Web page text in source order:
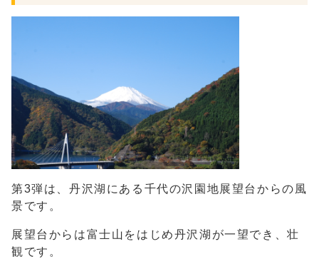
第3弾は、丹沢湖にある千代の沢園地展望台からの風
景です。
展望台からは富士山をはじめ丹沢湖が一望でき、壮
観です。